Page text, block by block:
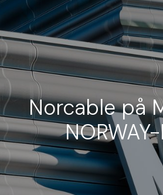
Norcable på